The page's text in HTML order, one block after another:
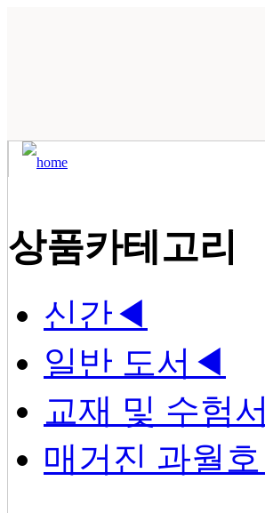
상품카테고리
신간◀
일반 도서 ◀
교재 및 수험서
매거진 과월호